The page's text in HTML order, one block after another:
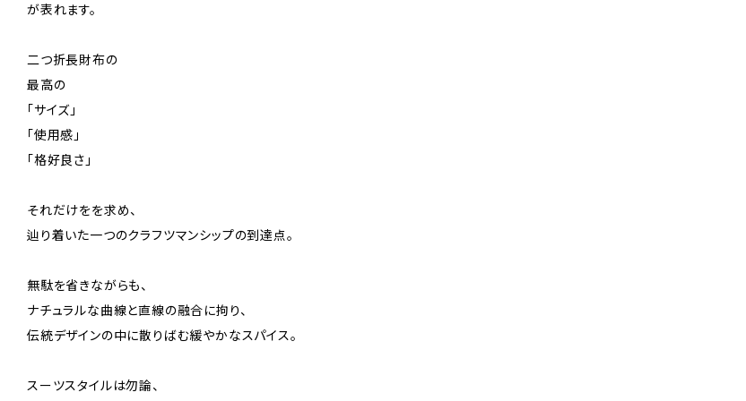
が表れます。
二つ折長財布の
最高の
「サイズ」
「使用感」
「格好良さ」
それだけをを求め、
辿り着いた一つのクラフツマンシップの到達点。
無駄を省きながらも、
ナチュラルな曲線と直線の融合に拘り、
伝統デザインの中に散りばむ緩やかなスパイス。
スーツスタイルは勿論、